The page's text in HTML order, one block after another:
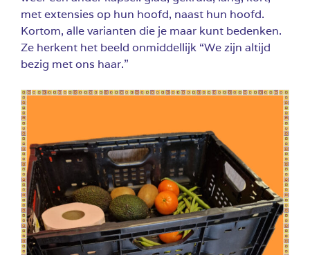
met extensies op hun hoofd, naast hun hoofd.
Kortom, alle varianten die je maar kunt bedenken.
Ze herkent het beeld onmiddellijk “We zijn altijd
bezig met ons haar.”